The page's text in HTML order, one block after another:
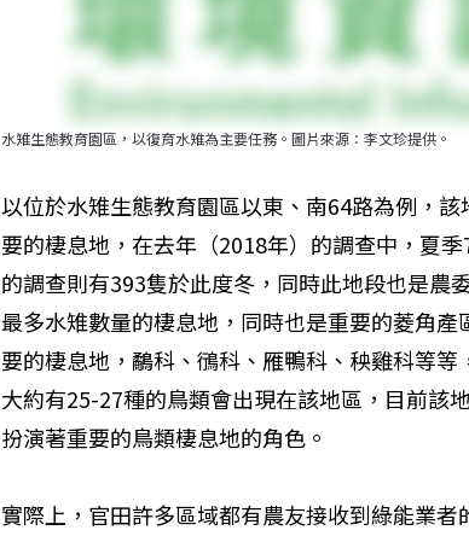
水雉生態教育園區，以復育水雉為主要任務。圖片來源：李文珍提供。
以位於水雉生態教育園區以東、南64路為例，
要的棲息地，在去年（2018年）的調查中，夏
的調查則有393隻於此度冬，同時此地段也是農
最多水雉數量的棲息地，同時也是重要的菱角
要的棲息地，鷸科、鴴科、雁鴨科、秧雞科等
大約有25-27種的鳥類會出現在該地區，目前該
扮演著重要的鳥類棲息地的角色。
實際上，官田許多區域都有農友接收到綠能業